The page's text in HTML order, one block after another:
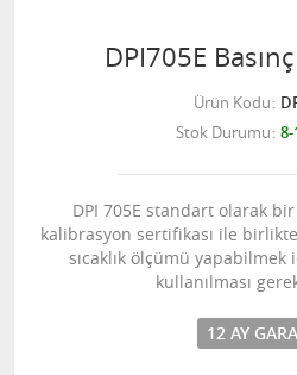
DPI705E
Ürün Kodu
Stok Durumu
DPI 705E standart olarak
kalibrasyon sertifikası ile
sıcaklık ölçümü yapabilmek
kullanılması
12 AY